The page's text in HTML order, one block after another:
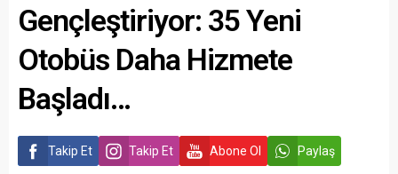
Gençleştiriyor: 35 Yeni
Otobüs Daha Hizmete
Başladı…
Takip Et Takip Et Abone Ol Paylaş